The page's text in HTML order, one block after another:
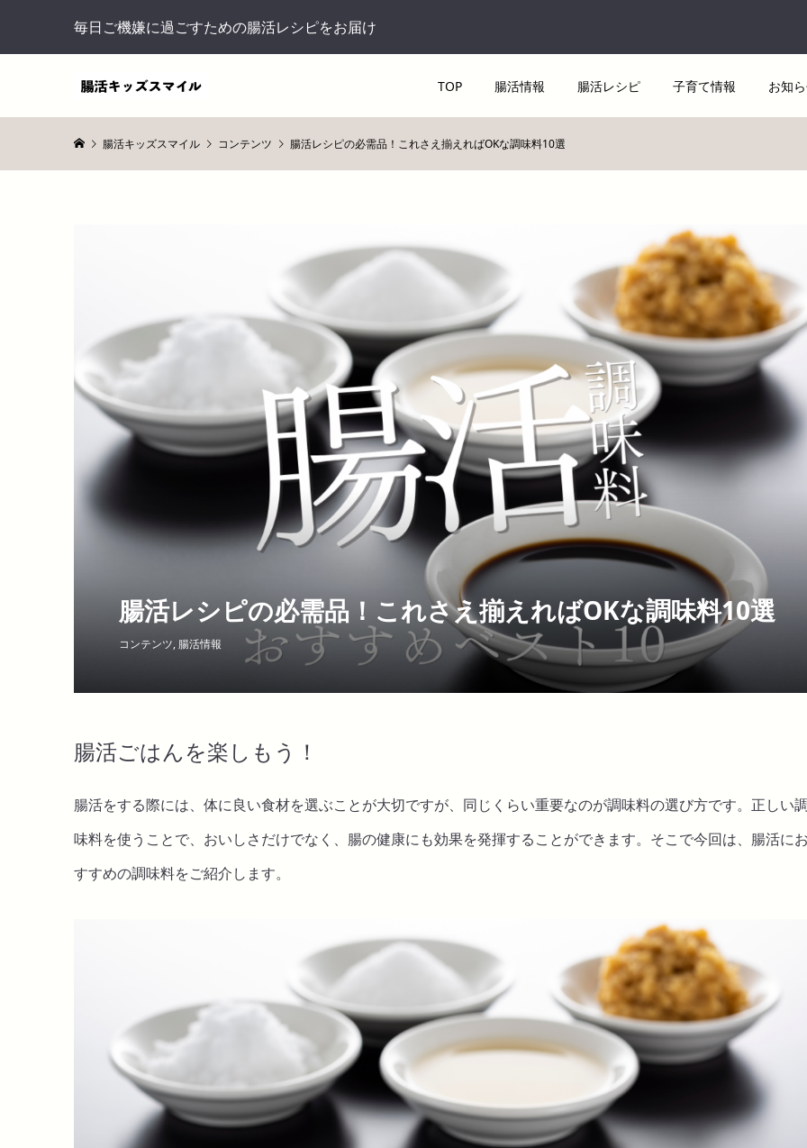
毎日ご機嫌に過ごすための腸活レシピをお届け
TOP 腸活情報 腸活レシピ 子育て情報 お知
腸活キッズスマイル コンテンツ 腸活レシピの必需品！これさえ揃えればOKな調味料10選
腸活レシピの必需品！これさえ揃えればOKな調味料10選
コンテンツ, 腸活情報
腸活ごはんを楽しもう！
腸活をする際には、体に良い食材を選ぶことが大切ですが、同じくらい重要なのが調味料の選び方です。正しい
味料を使うことで、おいしさだけでなく、腸の健康にも効果を発揮することができます。そこで今回は、腸活に
すすめの調味料をご紹介します。